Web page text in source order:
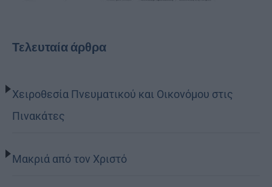
Τελευταία άρθρα
Χειροθεσία Πνευματικού και Οικονόμου στις
Πινακάτες
Μακριά από τον Χριστό